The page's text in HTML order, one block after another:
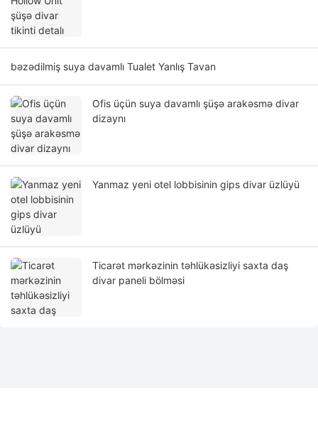
bəzədilmiş suya davamlı Tualet Yanlış Tavan
Ofis üçün suya davamlı şüşə arakəsmə divar
dizaynı
Yanmaz yeni otel lobbisinin gips divar üzlüyü
Ticarət mərkəzinin təhlükəsizliyi saxta daş
divar paneli bölməsi